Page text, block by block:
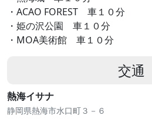
・ACAO FOREST 車１０分
・姫の沢公園 車１０分
・MOA美術館 車１０分
交通
熱海イサナ
静岡県熱海市水口町３－６